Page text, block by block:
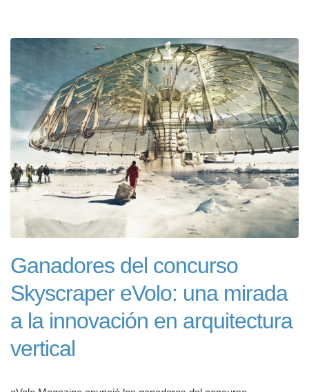
Ganadores del concurso
Skyscraper eVolo: una mirada
a la innovación en arquitectura
vertical